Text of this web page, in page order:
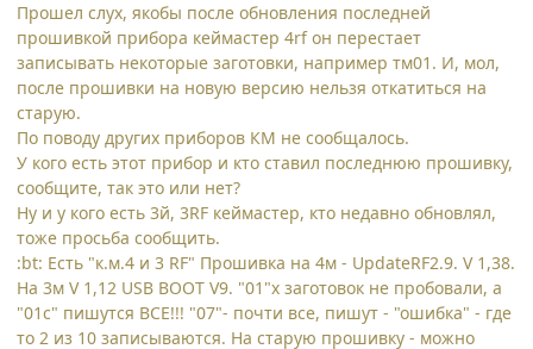
Прошел слух, якобы после обновления последней
прошивкой прибора кеймастер 4rf он перестает
записывать некоторые заготовки, например тм01. И, мол,
после прошивки на новую версию нельзя откатиться на
старую.
По поводу других приборов КМ не сообщалось.
У кого есть этот прибор и кто ставил последнюю прошивку,
сообщите, так это или нет?
Ну и у кого есть 3й, 3RF кеймастер, кто недавно обновлял,
тоже просьба сообщить.
:bt: Есть "к.м.4 и 3 RF" Прошивка на 4м - UpdateRF2.9. V 1,38.
На 3м V 1,12 USB BOOT V9. "01"х заготовок не пробовали, а
"01с" пишутся ВСЕ!!! "07"- почти все, пишут - "ошибка" - где
то 2 из 10 записываются. На старую прошивку - можно